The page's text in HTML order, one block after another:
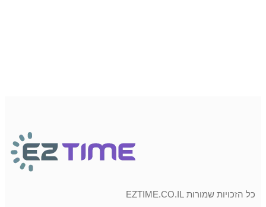
כל הזכויות שמורות EZTIME.CO.IL